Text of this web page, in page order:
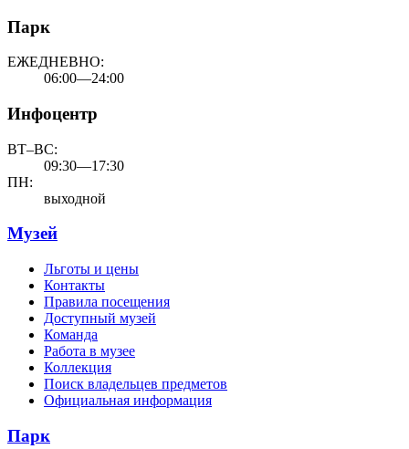
Парк
ЕЖЕДНЕВНО:
06:00—24:00
Инфоцентр
ВТ–ВС:
09:30—17:30
ПН:
выходной
Музей
Льготы и цены
Контакты
Правила посещения
Доступный музей
Команда
Работа в музее
Коллекция
Поиск владельцев предметов
Официальная информация
Парк